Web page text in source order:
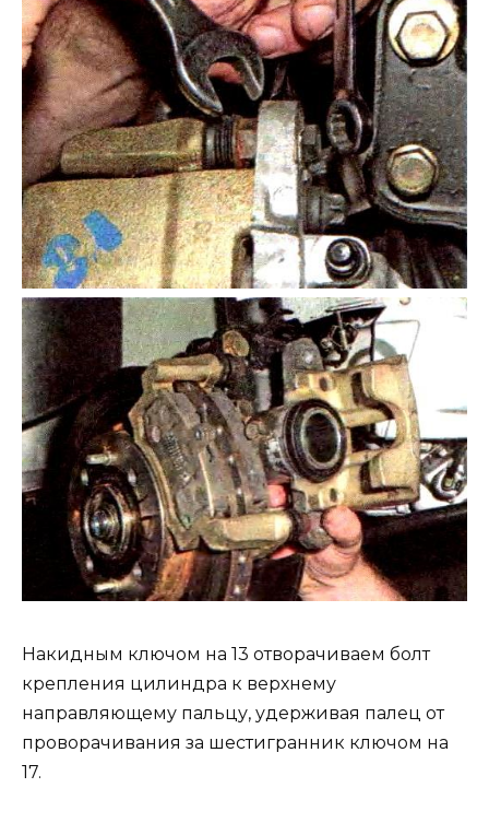
Накидным ключом на 13 отворачиваем болт
крепления цилиндра к верхнему
направляющему пальцу, удерживая палец от
проворачивания за шестигранник ключом на
17.